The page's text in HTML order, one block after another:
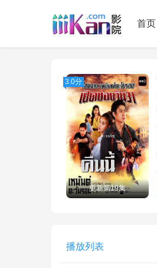
首页
3.0分
更新第19集
播放列表